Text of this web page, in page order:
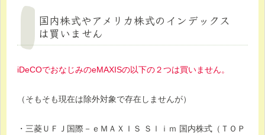
国内株式やアメリカ株式のインデックス
は買いません
iDeCOでおなじみのeMAXISの以下の２つは買いません。
（そもそも現在は除外対象で存在しませんが）
・三菱ＵＦＪ国際－ｅＭＡＸＩＳ Ｓｌｉｍ 国内株式（ＴＯＰ